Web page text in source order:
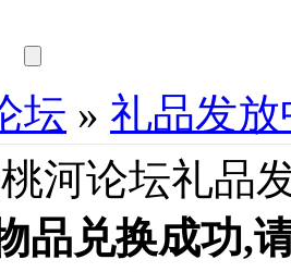
坛 » 礼品发放
河论坛礼品
品兑换成功,